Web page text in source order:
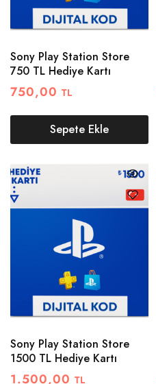
Sony Play Station Store
750 TL Hediye Kartı
750,00 TL
Sepete Ekle
Sony Play Station Store
1500 TL Hediye Kartı
1.500,00 TL